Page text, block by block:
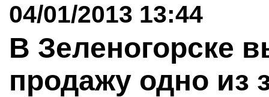
04/01/2013 13:44
В Зеленогорске
продажу одно из